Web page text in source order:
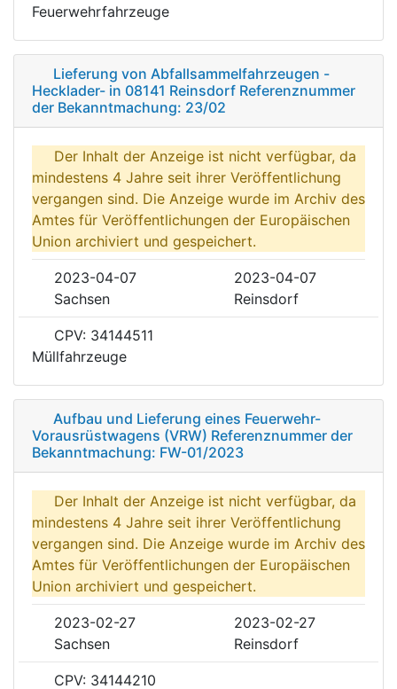
Feuerwehrfahrzeuge
Lieferung von Abfallsammelfahrzeugen -
Hecklader- in 08141 Reinsdorf Referenznummer
der Bekanntmachung: 23/02
Der Inhalt der Anzeige ist nicht verfügbar, da
mindestens 4 Jahre seit ihrer Veröffentlichung
vergangen sind. Die Anzeige wurde im Archiv des
Amtes für Veröffentlichungen der Europäischen
Union archiviert und gespeichert.
2023-04-07
2023-04-07
Sachsen
Reinsdorf
CPV: 34144511
Müllfahrzeuge
Aufbau und Lieferung eines Feuerwehr-
Vorausrüstwagens (VRW) Referenznummer der
Bekanntmachung: FW-01/2023
Der Inhalt der Anzeige ist nicht verfügbar, da
mindestens 4 Jahre seit ihrer Veröffentlichung
vergangen sind. Die Anzeige wurde im Archiv des
Amtes für Veröffentlichungen der Europäischen
Union archiviert und gespeichert.
2023-02-27
2023-02-27
Sachsen
Reinsdorf
CPV: 34144210